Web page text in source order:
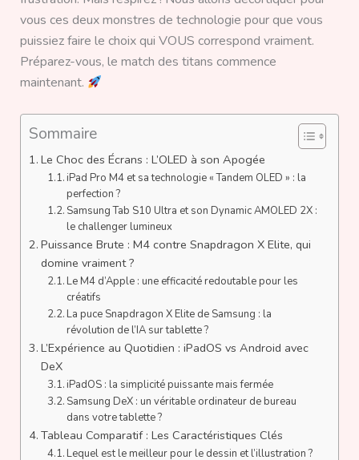
vous ces deux monstres de technologie pour que vous
puissiez faire le choix qui VOUS correspond vraiment.
Préparez-vous, le match des titans commence
maintenant.
Sommaire
Le Choc des Écrans : L’OLED à son Apogée
iPad Pro M4 et sa technologie « Tandem OLED » : la
perfection ?
Samsung Tab S10 Ultra et son Dynamic AMOLED 2X :
le challenger lumineux
Puissance Brute : M4 contre Snapdragon X Elite, qui
domine vraiment ?
Le M4 d’Apple : une efficacité redoutable pour les
créatifs
La puce Snapdragon X Elite de Samsung : la
révolution de l’IA sur tablette ?
L’Expérience au Quotidien : iPadOS vs Android avec
DeX
iPadOS : la simplicité puissante mais fermée
Samsung DeX : un véritable ordinateur de bureau
dans votre tablette ?
Tableau Comparatif : Les Caractéristiques Clés
Lequel est le meilleur pour le dessin et l’illustration ?